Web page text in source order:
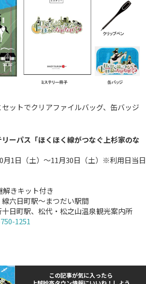
ットでクリアファイルバッグ、缶バッジ
ーパス「ほくほく線がつなぐ上杉家のな
1日（土）～11月30日（土）※利用日当日
きキット付き
六日町駅～まつだい駅間
日町駅、松代・松之山温泉観光案内所
1251
この記事が気に入ったら